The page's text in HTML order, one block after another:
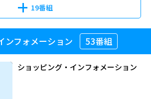
19番組
ンフォメーション 53番組
ショッピング・インフォメーション